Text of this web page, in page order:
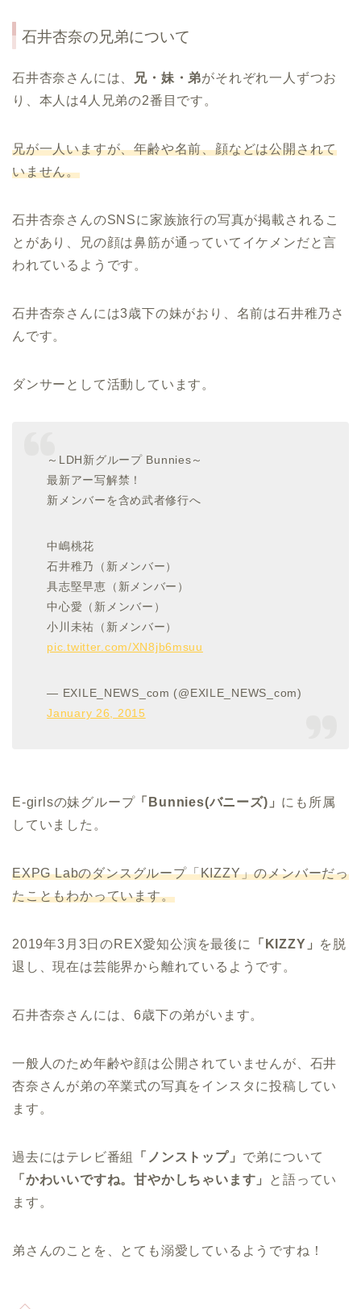
石井杏奈の兄弟について
石井杏奈さんには、 兄・妹・弟がそれぞれ一人ずつお
り、本人は4人兄弟の2番目です。
兄が一人いますが、年齢や名前、顔などは公開されて
いません。
石井杏奈さんのSNSに家族旅行の写真が掲載されるこ
とがあり、兄の顔は鼻筋が通っていてイケメンだと言
われているようです。
石井杏奈さんには3歳下の妹がおり、名前は石井稚乃さ
んです。
ダンサーとして活動しています。
～LDH新グループ Bunnies～
最新アー写解禁！
新メンバーを含め武者修行へ
中嶋桃花
石井稚乃（新メンバー）
具志堅早恵（新メンバー）
中心愛（新メンバー）
小川未祐（新メンバー）
pic.twitter.com/XN8jb6msuu
— EXILE_NEWS_com (@EXILE_NEWS_com)
January 26, 2015
E-girlsの妹グループ「Bunnies(バニーズ)」 にも所属
していました。
EXPG Labのダンスグループ「KIZZY」のメンバーだっ
たこともわかっています。
2019年3月3日のREX愛知公演を最後に 「KIZZY」 を脱
退し、現在は芸能界から離れているようです。
石井杏奈さんには、6歳下の弟がいます。
一般人のため年齢や顔は公開されていませんが、石井
杏奈さんが弟の卒業式の写真をインスタに投稿してい
ます。
過去にはテレビ番組 「ノンストップ」 で弟について
「かわいいですね。甘やかしちゃいます」
と語ってい
ます。
弟さんのことを、とても溺愛しているようですね！